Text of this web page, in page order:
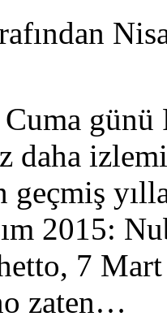
daha
2015:
7
zaten…